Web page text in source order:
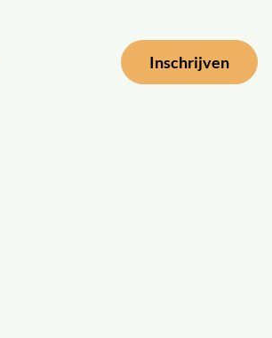
Inschrijven